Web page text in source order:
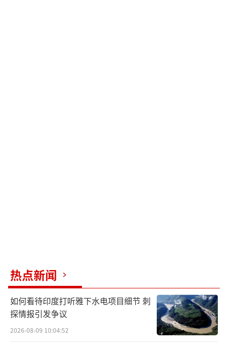
热点新闻
如何看待印度打听雅下水电项目细节 刺
探情报引发争议
2026-08-09 10:04:52